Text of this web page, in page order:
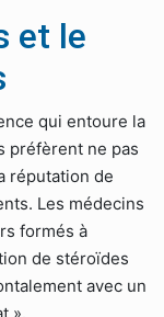
et le
qui entoure la
préfèrent ne pas
réputation de
Les médecins
formés à
de stéroïdes
avec un